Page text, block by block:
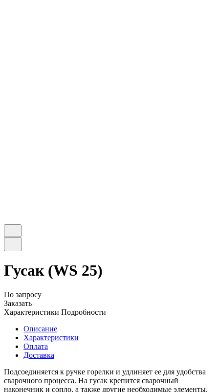
Гусак (WS 25)
По запросу
Заказать
Характеристики Подробности
Описание
Характеристики
Оплата
Доставка
Подсоединяется к ручке горелки и удлиняет ее для удобства
сварочного процесса. На гусак крепится сварочный
наконечник и сопло, а также другие необходимые элементы.